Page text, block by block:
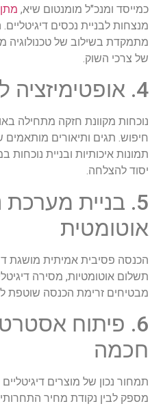
כמייסד ומנכ"ל מומנטום שיא,
מנצחות לבניית נכסים
מתמקדת בשילוב של
של צרכי השוק.
4. אופטימיזציה לקידום טבעי
נוכחות מקוונת חזקה מתחילה
חיפוש. תגים ותיאורים מותאמים
תמונות איכותיות ובניית
יסוד להצלחה.
5. בניית מערכת
אוטומטית
הכנסה פסיבית אמיתית מושגת
תשלום אוטומטיות, מסירה
מבטיחים זרימת הכנסה שוטפת
6. פיתוח
חכמה
תמחור נכון של מוצרים
מספק לבין נקודת מחיר